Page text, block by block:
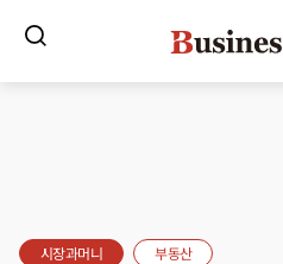
시장과머니 부동산